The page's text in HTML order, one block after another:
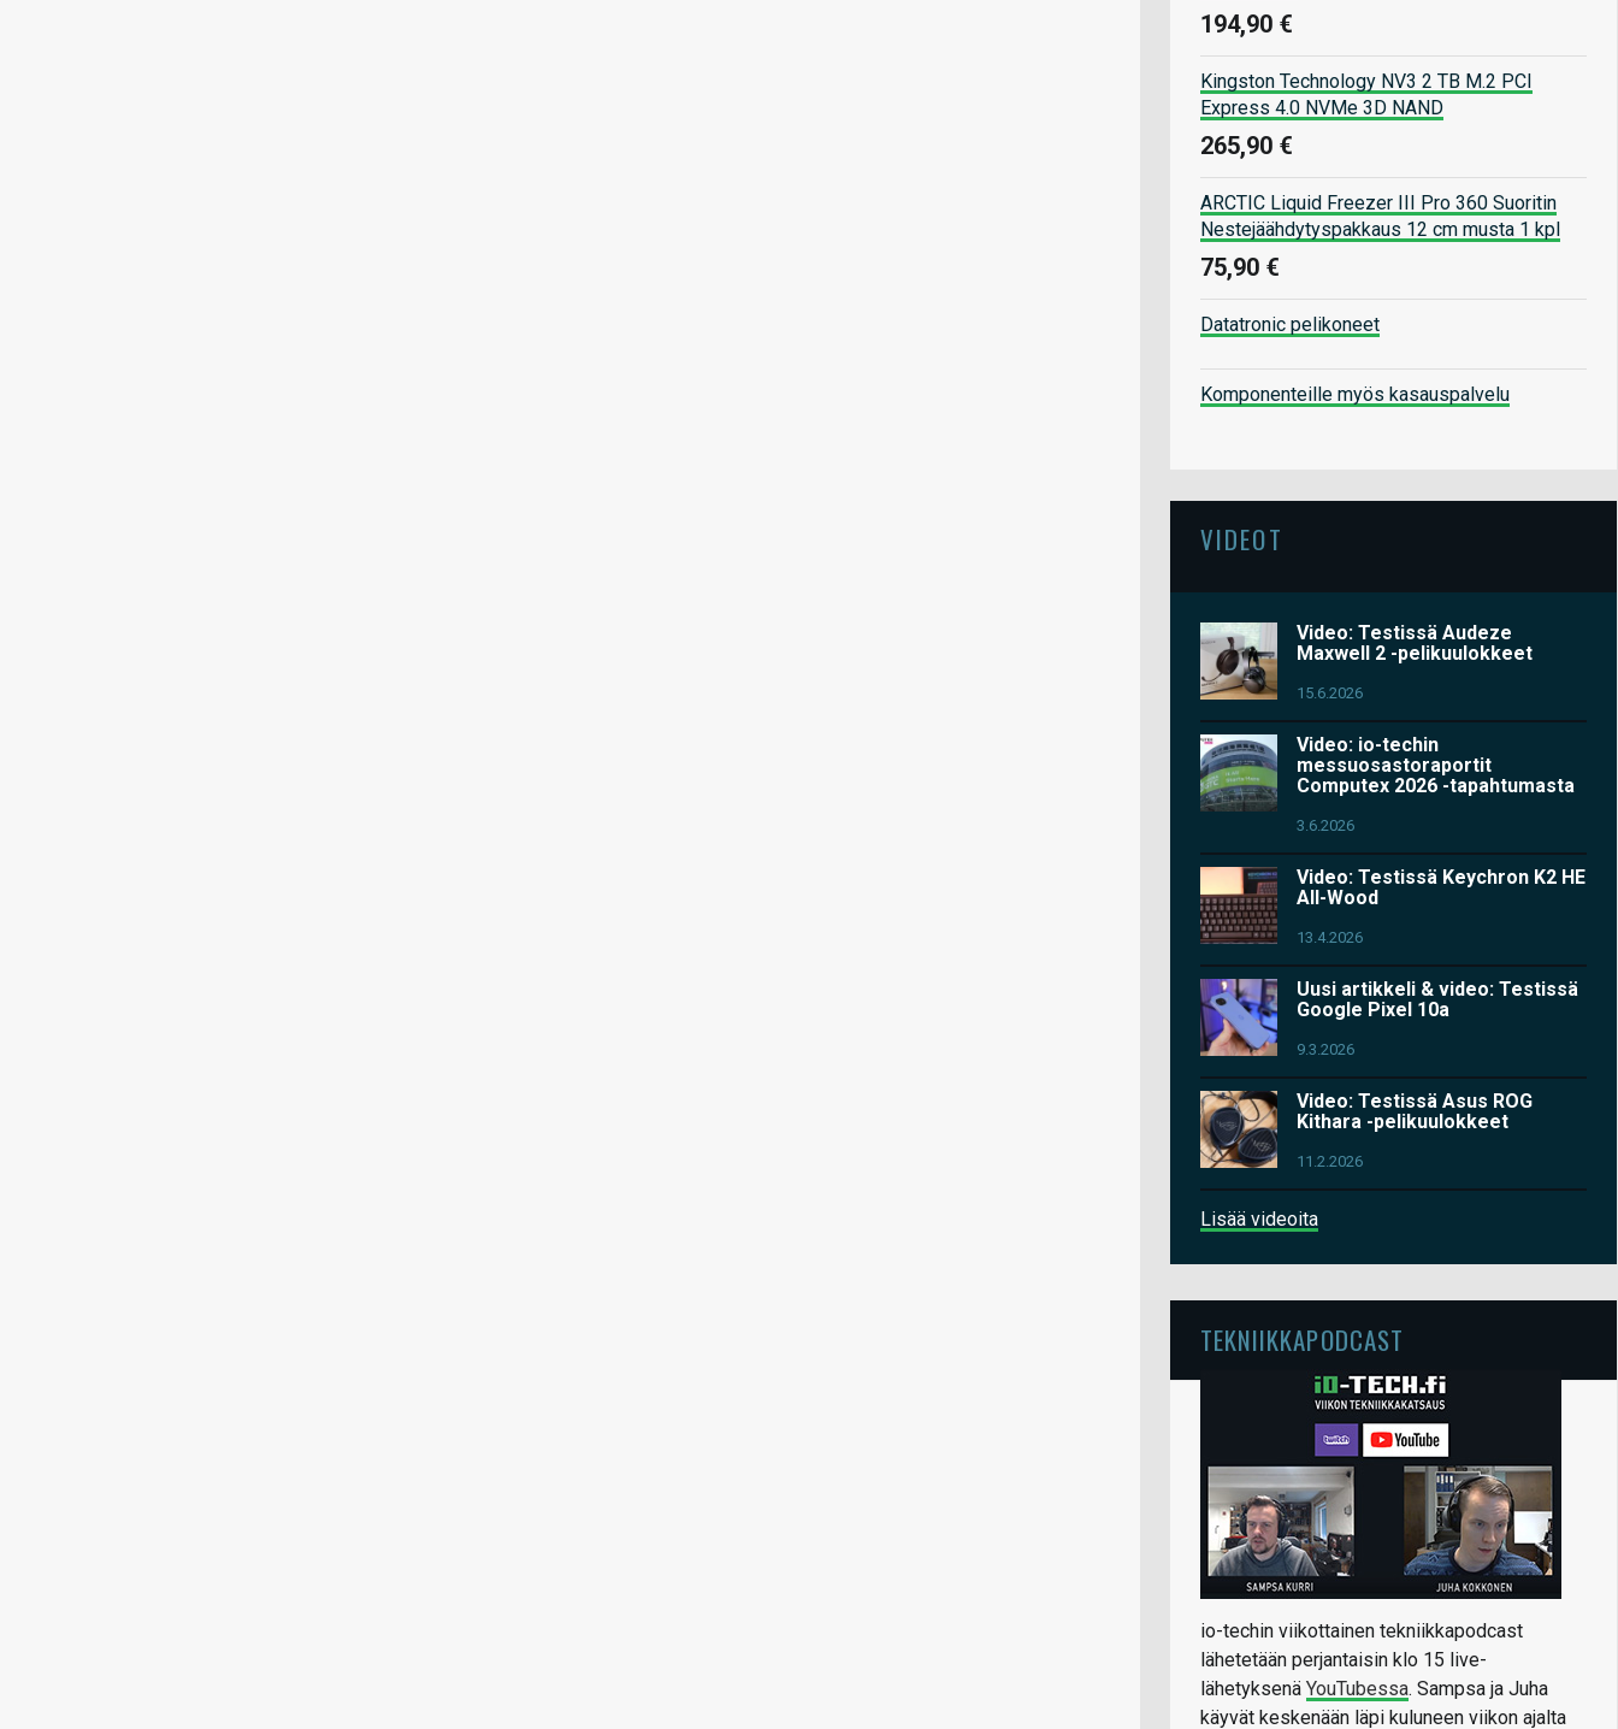
194,90 €
Kingston Technology NV3 2 TB M.2 PCI
Express 4.0 NVMe 3D NAND
265,90 €
ARCTIC Liquid Freezer III Pro 360 Suoritin
Nestejäähdytyspakkaus 12 cm musta 1 kpl
75,90 €
Datatronic pelikoneet
Komponenteille myös kasauspalvelu
VIDEOT
Video: Testissä Audeze
Maxwell 2 -pelikuulokkeet
15.6.2026
Video: io-techin
messuosastoraportit
Computex 2026 -tapahtumasta
3.6.2026
Video: Testissä Keychron K2 HE
All-Wood
13.4.2026
Uusi artikkeli & video: Testissä
Google Pixel 10a
9.3.2026
Video: Testissä Asus ROG
Kithara -pelikuulokkeet
11.2.2026
Lisää videoita
TEKNIIKKAPODCAST
io-techin viikottainen tekniikkapodcast
lähetetään perjantaisin klo 15 live-
lähetyksenä YouTubessa. Sampsa ja Juha
käyvät keskenään läpi kuluneen viikon ajalta